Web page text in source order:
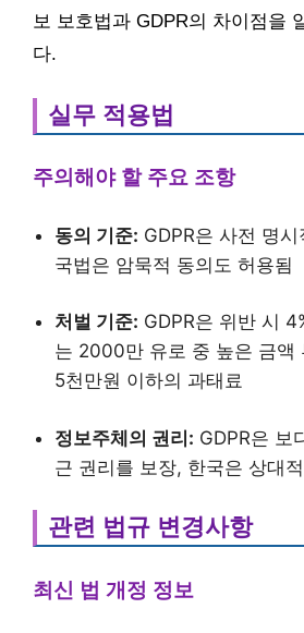
보 보호법과 GDPR의 차이점을
다.
실무 적용법
주의해야 할 주요 조항
동의 기준: GDPR은 사전 명
국법은 암묵적 동의도 허용됨
처벌 기준: GDPR은 위반 시
는 2000만 유로 중 높은 금액
5천만원 이하의 과태료
정보주체의 권리: GDPR은 보
근 권리를 보장, 한국은 상대
관련 법규 변경사항
최신 법 개정 정보